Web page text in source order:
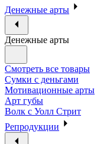
Денежные арты
Денежные арты
Смотреть все товары
Сумки с деньгами
Мотивационные арты
Арт губы
Волк с Уолл Стрит
Репродукции